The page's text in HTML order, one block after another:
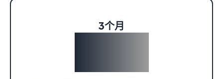
3个月